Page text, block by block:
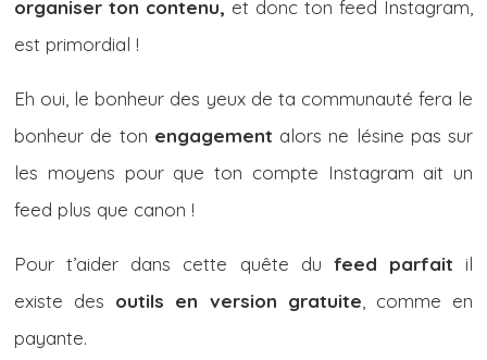
organiser ton contenu, et donc ton feed Instagram,
est primordial !
Eh oui, le bonheur des yeux de ta communauté fera le
bonheur de ton engagement alors ne lésine pas sur
les moyens pour que ton compte Instagram ait un
feed plus que canon !
Pour t’aider dans cette quête du feed parfait il
existe des outils en version gratuite , comme en
payante.